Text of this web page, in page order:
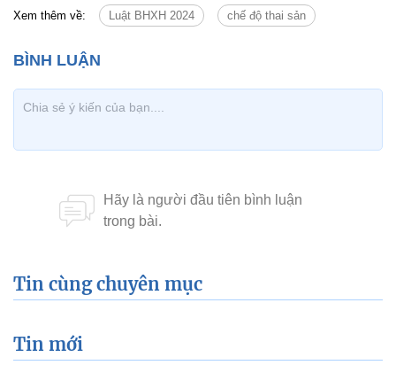
Xem thêm về: Luật BHXH 2024 chế độ thai sản
Tin cùng chuyên mục
Tin mới